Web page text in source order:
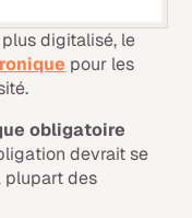
digitalisé, le
pour les
obligatoire
devrait se
plupart des